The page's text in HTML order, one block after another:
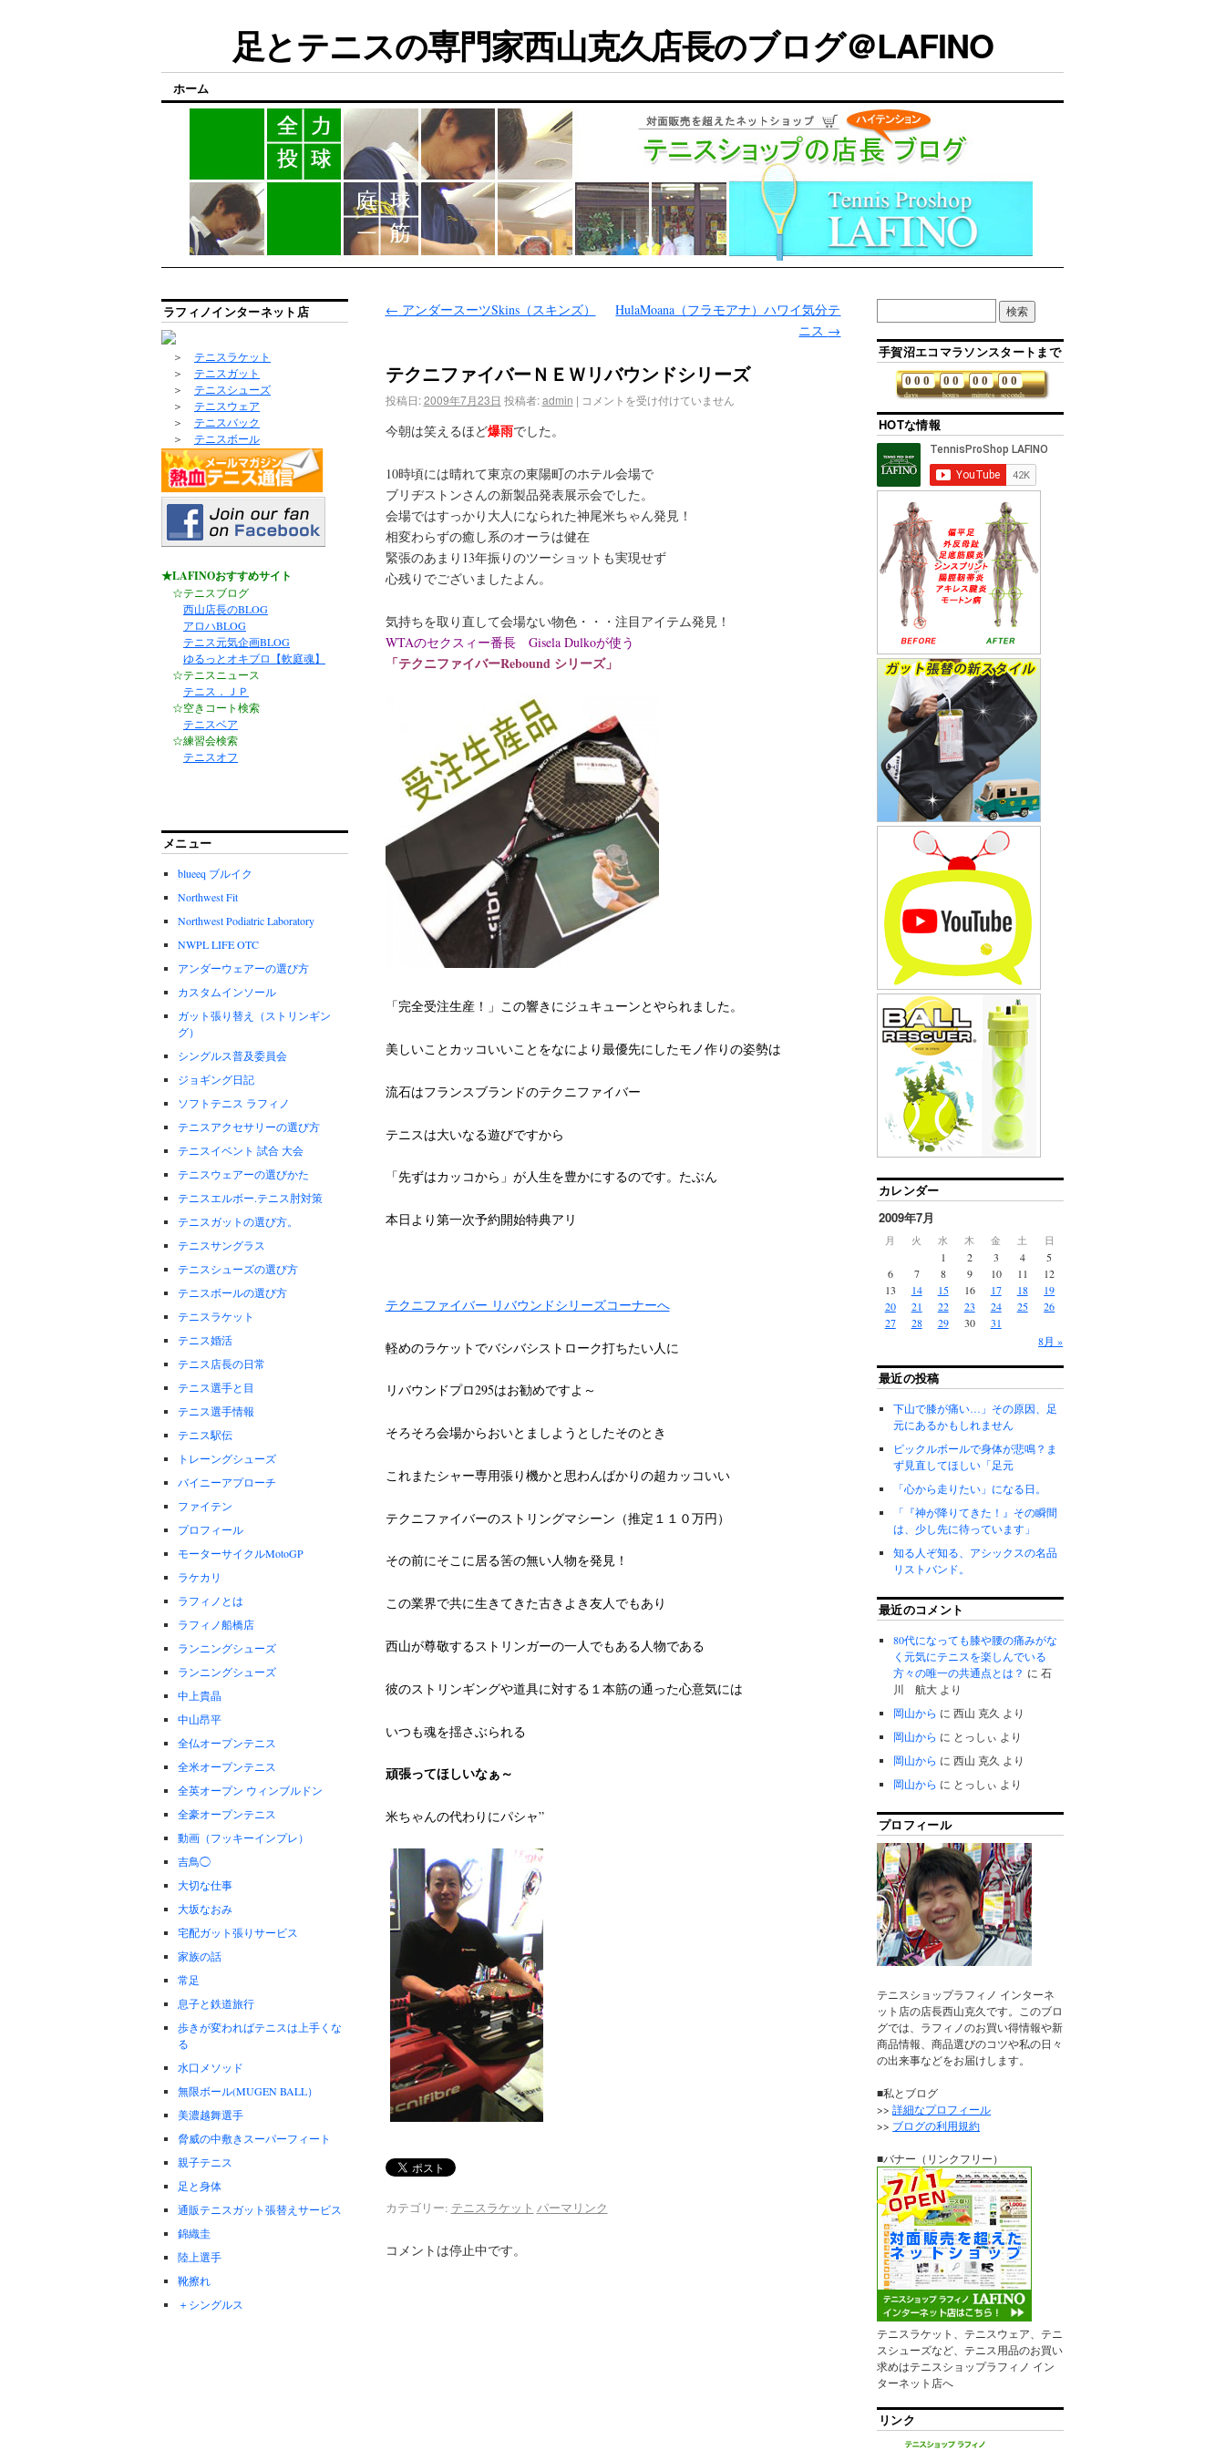
足とテニスの専門家西山克久店長のブログ＠LAFINO
ホーム
← アンダースーツSkins（スキンズ）
HulaMoana（フラモアナ）ハワイ気分テ
ニス →
テクニファイバーＮＥＷリバウンドシリーズ
投稿日: 2009年7月23日 投稿者: admin | コメントを受け付けていません
今朝は笑えるほど爆雨でした。
10時頃には晴れて東京の東陽町のホテル会場で
ブリヂストンさんの新製品発表展示会でした。
会場ではすっかり大人になられた神尾米ちゃん発見！
相変わらずの癒し系のオーラは健在
緊張のあまり13年振りのツーショットも実現せず
心残りでございましたよん。
気持ちを取り直して会場ない物色・・・注目アイテム発見！
WTAのセクスィー番長 Gisela Dulkoが使う
「テクニファイバーRebound シリーズ」
「完全受注生産！」この響きにジュキューンとやられました。
美しいことカッコいいことをなにより最優先にしたモノ作りの姿勢は
流石はフランスブランドのテクニファイバー
テニスは大いなる遊びですから
「先ずはカッコから」が人生を豊かにするのです。たぶん
本日より第一次予約開始特典アリ
テクニファイバー リバウンドシリーズコーナーへ
軽めのラケットでバシバシストローク打ちたい人に
リバウンドプロ295はお勧めですよ～
そろそろ会場からおいとましようとしたそのとき
これまたシャー専用張り機かと思わんばかりの超カッコいい
テクニファイバーのストリングマシーン（推定１１０万円）
その前にそこに居る筈の無い人物を発見！
この業界で共に生きてきた古きよき友人でもあり
西山が尊敬するストリンガーの一人でもある人物である
彼のストリンギングや道具に対する１本筋の通った心意気には
いつも魂を揺さぶられる
頑張ってほしいなぁ～
米ちゃんの代わりにパシャ”
カテゴリー: テニスラケット パーマリンク
コメントは停止中です。
ラフィノインターネット店
＞ テニスラケット
＞ テニスガット
＞ テニスシューズ
＞ テニスウェア
＞ テニスバック
＞ テニスボール
★LAFINOおすすめサイト
☆テニスブログ
西山店長のBLOG
アロハBLOG
テニス元気企画BLOG
ゆるっとオキブロ【軟庭魂】
☆テニスニュース
テニス．ＪＰ
☆空きコート検索
テニスベア
☆練習会検索
テニスオフ
メニュー
blueeq ブルイク
Northwest Fit
Northwest Podiatric Laboratory
NWPL LIFE OTC
アンダーウェアーの選び方
カスタムインソール
ガット張り替え（ストリンギン
グ）
シングルス普及委員会
ジョギング日記
ソフトテニス ラフィノ
テニスアクセサリーの選び方
テニスイベント 試合 大会
テニスウェアーの選びかた
テニスエルボー.テニス肘対策
テニスガットの選び方。
テニスサングラス
テニスシューズの選び方
テニスボールの選び方
テニスラケット
テニス婚活
テニス店長の日常
テニス選手と目
テニス選手情報
テニス駅伝
トレーングシューズ
バイニーアプローチ
ファイテン
プロフィール
モーターサイクルMotoGP
ラケカリ
ラフィノとは
ラフィノ船橋店
ランニングシューズ
ランニングシューズ
中上貴晶
中山昂平
全仏オープンテニス
全米オープンテニス
全英オープン ウィンブルドン
全豪オープンテニス
動画（フッキーインプレ）
吉鳥◯
大切な仕事
大坂なおみ
宅配ガット張りサービス
家族の話
常足
息子と鉄道旅行
歩きが変わればテニスは上手くな
る
水口メソッド
無限ボール(MUGEN BALL）
美濃越舞選手
脅威の中敷きスーパーフィート
親子テニス
足と身体
通販テニスガット張替えサービス
錦織圭
陸上選手
靴擦れ
＋シングルス
手賀沼エコマラソンスタートまで
days
0 0 0
hours
0 0
minutes
0 0
seconds
0 0
HOTな情報
カレンダー
2009年7月
月 火 水 木 金 土 日
8月 »
1 2 3 4
5
6
7 8 9 10 11
12
13
14 15 16 17 18
19
20
21 22 23 24 25
26
27
28 29 30 31
最近の投稿
下山で膝が痛い…」その原因、足
元にあるかもしれません
ピックルボールで身体が悲鳴？ま
ず見直してほしい「足元
「心から走りたい」になる日。
「『神が降りてきた！』その瞬間
は、少し先に待っています」
知る人ぞ知る、アシックスの名品
リストバンド。
最近のコメント
80代になっても膝や腰の痛みがな
く元気にテニスを楽しんでいる
方々の唯一の共通点とは？ に石
川 航大 より
岡山から に西山 克久 より
岡山から に とっしぃ より
岡山から に西山 克久 より
岡山から に とっしぃ より
プロフィール
テニスショップラフィノ インターネ
ット店の店長西山克久です。このブロ
グでは、ラフィノのお買い得情報や新
商品情報、商品選びのコツや私の日々
の出来事などをお届けします。
■私とブログ
>>詳細なプロフィール
>> ブログの利用規約
■バナー（リンクフリー）
テニスラケット、テニスウェア、テニ
スシューズなど、テニス用品のお買い
求めはテニスショップラフィノ イン
ターネット店へ
リンク